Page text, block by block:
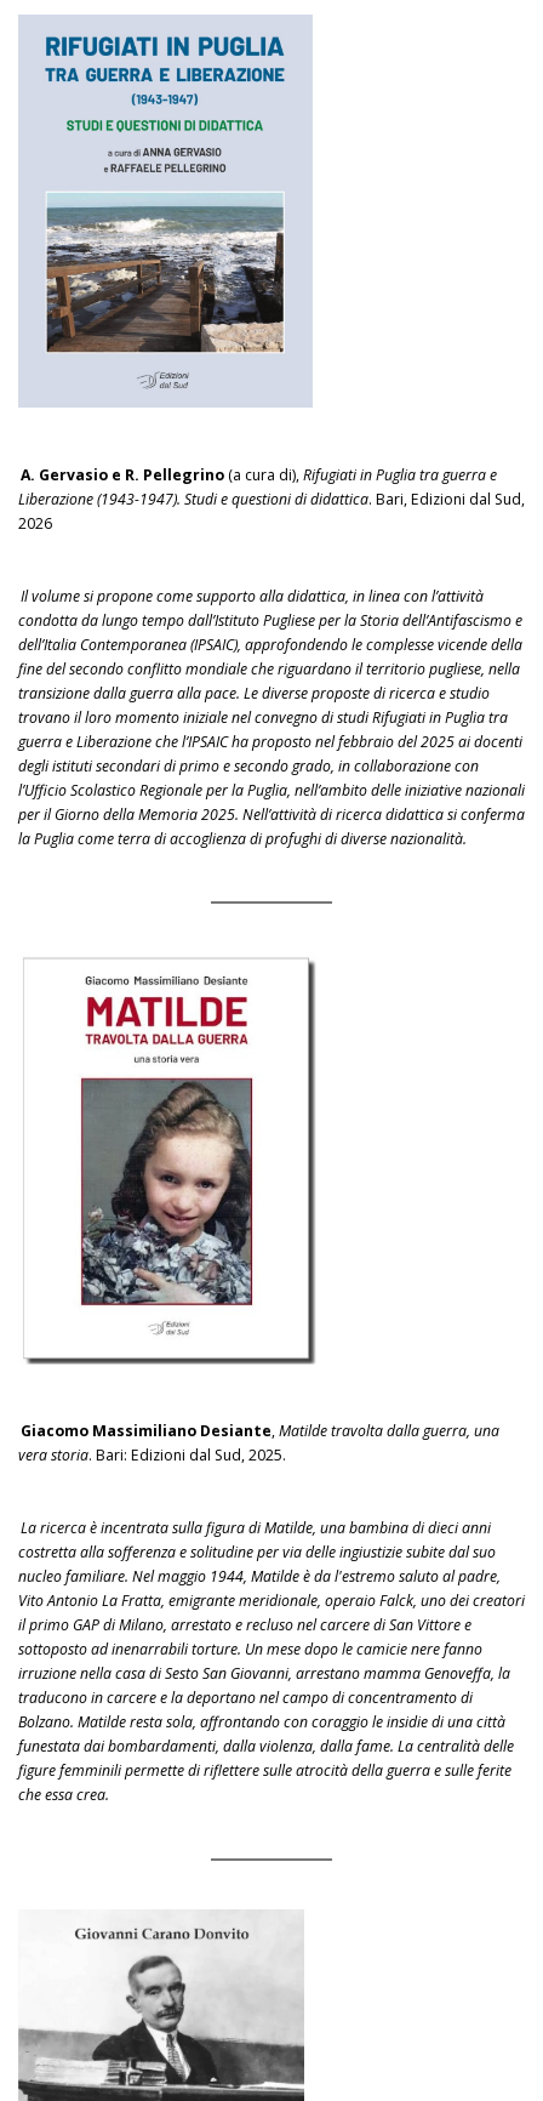
A. Gervasio e R. Pellegrino (a cura di),Rifugiati in Puglia tra guerra e
Liberazione (1943-1947). Studi e questioni di didattica. Bari, Edizioni dal Sud,
2026
Il volume si propone come supporto alla didattica, in linea con l’attività
condotta da lungo tempo dall’Istituto Pugliese per la Storia dell’Antifascismo e
dell’Italia Contemporanea (IPSAIC), approfondendo le complesse vicende della
fine del secondo conflitto mondiale che riguardano il territorio pugliese, nella
transizione dalla guerra alla pace. Le diverse proposte di ricerca e studio
trovano il loro momento iniziale nel convegno di studi Rifugiati in Puglia tra
guerra e Liberazione che l’IPSAIC ha proposto nel febbraio del 2025 ai docenti
degli istituti secondari di primo e secondo grado, in collaborazione con
l’Ufficio Scolastico Regionale per la Puglia, nell’ambito delle iniziative nazionali
per il Giorno della Memoria 2025. Nell’attività di ricerca didattica si conferma
la Puglia come terra di accoglienza di profughi di diverse nazionalità.
Giacomo Massimiliano Desiante,Matilde travolta dalla guerra, una
vera storia. Bari: Edizioni dal Sud, 2025.
La ricerca è incentrata sulla figura di Matilde, una bambina di dieci anni
costretta alla sofferenza e solitudine per via delle ingiustizie subite dal suo
nucleo familiare. Nel maggio 1944, Matilde è da l'estremo saluto al padre,
Vito Antonio La Fratta, emigrante meridionale, operaio Falck, uno dei creatori
il primo GAP di Milano, arrestato e recluso nel carcere di San Vittore e
sottoposto ad inenarrabili torture. Un mese dopo le camicie nere fanno
irruzione nella casa di Sesto San Giovanni, arrestano mamma Genoveffa, la
traducono in carcere e la deportano nel campo di concentramento di
Bolzano. Matilde resta sola, affrontando con coraggio le insidie di una città
funestata dai bombardamenti, dalla violenza, dalla fame. La centralità delle
figure femminili permette di riflettere sulle atrocità della guerra e sulle ferite
che essa crea.